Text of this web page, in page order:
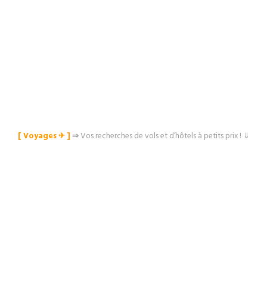
[ Voyages ✈︎ ]⇒Vos recherches de vols et d’hôtels à petits prix ! ⇓